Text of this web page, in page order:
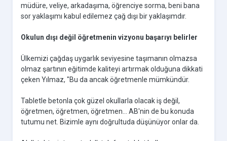
müdüre, veliye, arkadaşıma, öğrenciye sorma, beni bana
sor yaklaşımı kabul edilemez çağ dışı bir yaklaşımdır.
Okulun dışı değil öğretmenin vizyonu başarıyı belirler
Ülkemizi çağdaş uygarlık seviyesine taşımanın olmazsa
olmaz şartının eğitimde kaliteyi artırmak olduğuna dikkati
çeken Yılmaz, "Bu da ancak öğretmenle mümkündür.
Tabletle betonla çok güzel okullarla olacak iş değil,
öğretmen, öğretmen, öğretmen... AB'nin de bu konuda
tutumu net. Bizimle aynı doğrultuda düşünüyor onlar da.